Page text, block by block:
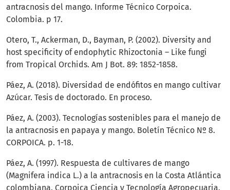
antracnosis del mango. Informe Técnico Corpoica.
Colombia. p 17.
Otero, T., Ackerman, D., Bayman, P. (2002). Diversity and
host specificity of endophytic Rhizoctonia – Like fungi
from Tropical Orchids. Am J Bot. 89: 1852-1858.
Páez, A. (2018). Diversidad de endófitos en mango cultivar
Azúcar. Tesis de doctorado. En proceso.
Páez, A. (2003). Tecnologías sostenibles para el manejo de
la antracnosis en papaya y mango. Boletín Técnico Nº 8.
CORPOICA. p. 1-18.
Páez, A. (1997). Respuesta de cultivares de mango
(Magnifera indica L.) a la antracnosis en la Costa Atlántica
colombiana. Corpoica Ciencia y Tecnología Agropecuaria.